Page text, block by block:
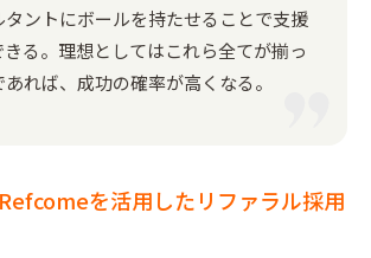
ントにボールを持たせることで支援
る。理想としてはこれら全てが揃っ
れば、成功の確率が高くなる。
を活用したリファラル採用